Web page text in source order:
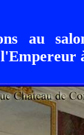
au